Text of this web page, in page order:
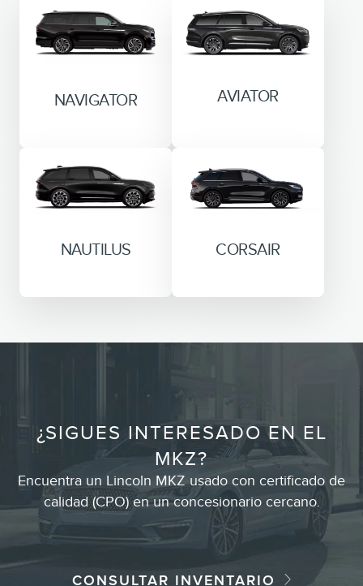
NAVIGATOR AVIATOR
NAUTILUS CORSAIR
¿SIGUES INTERESADO EN EL
MKZ?
Encuentra un Lincoln MKZ usado con certificado de
calidad (CPO) en un concesionario cercano.
CONSULTAR INVENTARIO